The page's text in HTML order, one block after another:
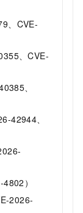
、CVE-
、CVE-
、
42944、
）
2026-